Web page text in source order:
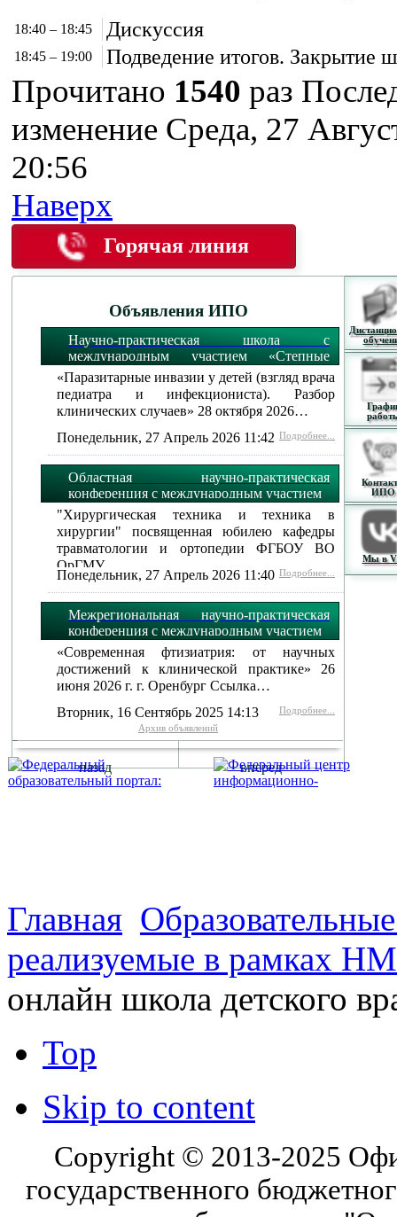
18:40 – 18:45 Дискуссия
18:45 – 19:00 Подведение итогов. Закрытие
Прочитано 1540 раз
изменение Среда, 27
20:56
Наверх
Горячая линия
Объявления ИПО
Научно-практическая школа с
международным участием «Степные
огни»:
«Паразитарные инвазии у детей (взгляд врача
педиатра и инфекциониста). Разбор
клинических случаев» 28 октября 2026…
Понедельник, 27 Апрель 2026 11:42 Подробнее...
Областная научно-практическая
конференция с международным участием
"Хирургическая техника и техника в
хирургии" посвященная юбилею кафедры
травматологии и ортопедии ФГБОУ ВО
ОрГМУ…
Понедельник, 27 Апрель 2026 11:40 Подробнее...
Межрегиональная научно-практическая
конференция с международным участием
«Современная фтизиатрия: от научных
достижений к клинической практике» 26
июня 2026 г. г. Оренбург Ссылка…
Вторник, 16 Сентябрь 2025 14:13
Подробнее...
Архив объявлений
назад вперед
ИПО
Мы в
Главная
реализуемые в рамках
онлайн школа детского
Top
Skip to content
Copyright © 2013-2025
государственного